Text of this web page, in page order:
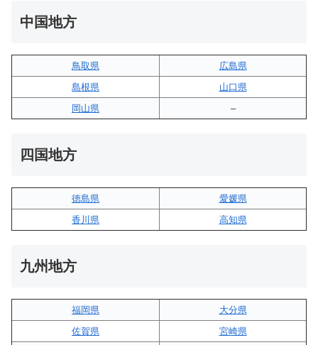
中国地方
鳥取県
広島県
島根県
山口県
岡山県
–
四国地方
徳島県
愛媛県
香川県
高知県
九州地方
福岡県
大分県
佐賀県
宮崎県